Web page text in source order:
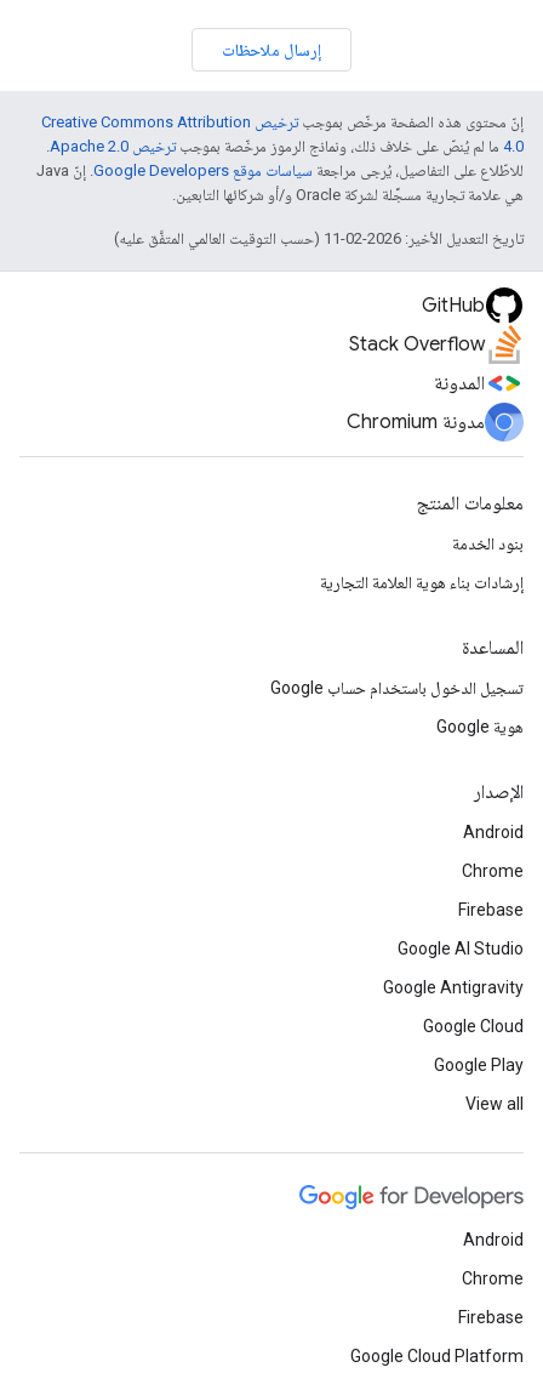
إرسال ملاحظات
إنّ محتوى هذه الصفحة مرخّص بموجب
ترخيص Creative Commons Attribution
4.0‏ ما لم يُنصّ على خلاف ذلك، ونماذج الرموز مرخّصة بموجبترخيص Apache 2.0‏
.
للاطّلاع على التفاصيل، يُرجى مراجعة سياسات موقع Google Developers‏
. إنّ Java
هي علامة تجارية مسجَّلة لشركة Oracle و/أو شركائها التابعين.
تاريخ التعديل الأخير: 2026-02-11 (حسب التوقيت العالمي المتفَّق عليه)
GitHub
Stack Overflow
المدونة
مدونة Chromium
معلومات المنتج
بنود الخدمة
إرشادات بناء هوية العلامة التجارية
المساعدة
تسجيل الدخول باستخدام حساب Google
هوية Google
الإصدار
Android
Chrome
Firebase
Google AI Studio
Google Antigravity
Google Cloud
Google Play
View all
Android
Chrome
Firebase
Google Cloud Platform